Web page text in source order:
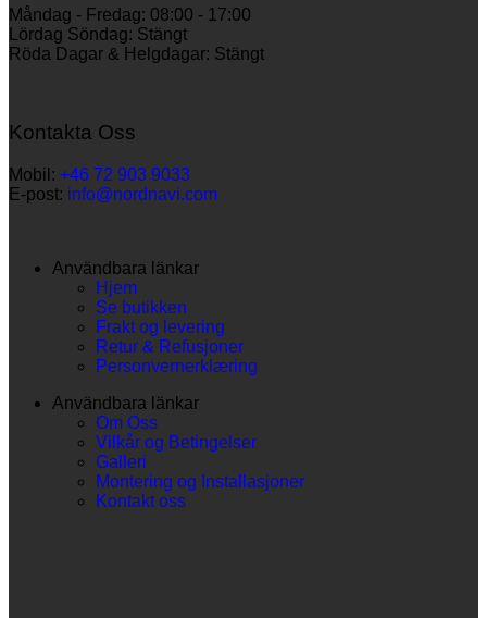
Måndag - Fredag: 08:00 - 17:00
Lördag Söndag: Stängt
Röda Dagar & Helgdagar: Stängt
Kontakta Oss
Mobil: +46 72 903 9033
E-post: info@nordnavi.com
Användbara länkar
Hjem
Se butikken
Frakt og levering
Retur & Refusjoner
Personvernerklæring
Användbara länkar
Om Oss
Vilkår og Betingelser
Galleri
Montering og Installasjoner
Kontakt oss